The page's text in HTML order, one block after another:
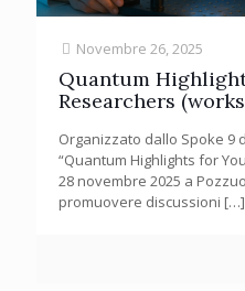
Novembre 26, 2025
Quantum
Researchers
Organizzato dallo Spoke 9
“Quantum Highlights for
28 novembre 2025 a
promuovere discussioni […]